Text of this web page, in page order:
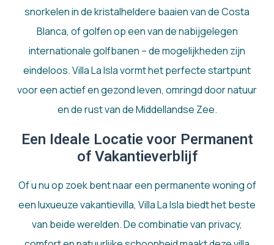
snorkelen in de kristalheldere baaien van de Costa
Blanca, of golfen op een van de nabijgelegen
internationale golfbanen – de mogelijkheden zijn
eindeloos. Villa La Isla vormt het perfecte startpunt
voor een actief en gezond leven, omringd door natuur
en de rust van de Middellandse Zee.
Een Ideale Locatie voor Permanent
of Vakantieverblijf
Of u nu op zoek bent naar een permanente woning of
een luxueuze vakantievilla, Villa La Isla biedt het beste
van beide werelden. De combinatie van privacy,